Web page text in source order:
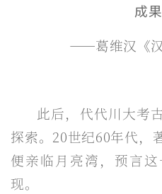
成
——葛维汉《汉
此后，代代川大考
探索。20世纪60年代，
便亲临月亮湾，预言
现。